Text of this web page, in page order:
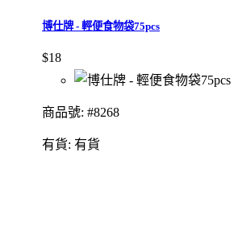
博仕牌 - 輕便食物袋75pcs
$18
商品號: #8268
有貨: 有貨